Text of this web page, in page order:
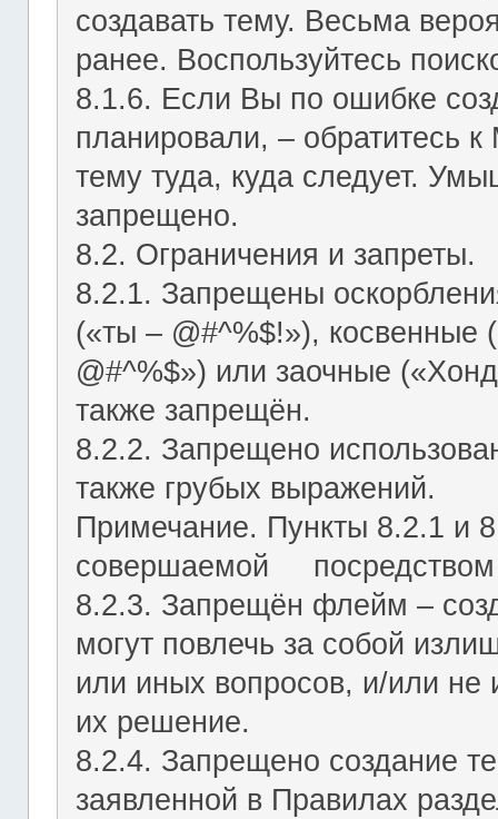
создавать тему. Весьма
ранее. Воспользуйтесь
8.1.6. Если Вы по ошибке
планировали, – обратитесь
тему туда, куда следует.
запрещено.
8.2. Ограничения и запреты.
8.2.1. Запрещены
(«ты – @#^%$!»), косвенные
@#^%$») или заочные
также запрещён.
8.2.2. Запрещено
также грубых выражений.
Примечание. Пункты 8.2.1 и
совершаемой
8.2.3. Запрещён флейм –
могут повлечь за собой
или иных вопросов, и/или
их решение.
8.2.4. Запрещено создание
заявленной в Правилах